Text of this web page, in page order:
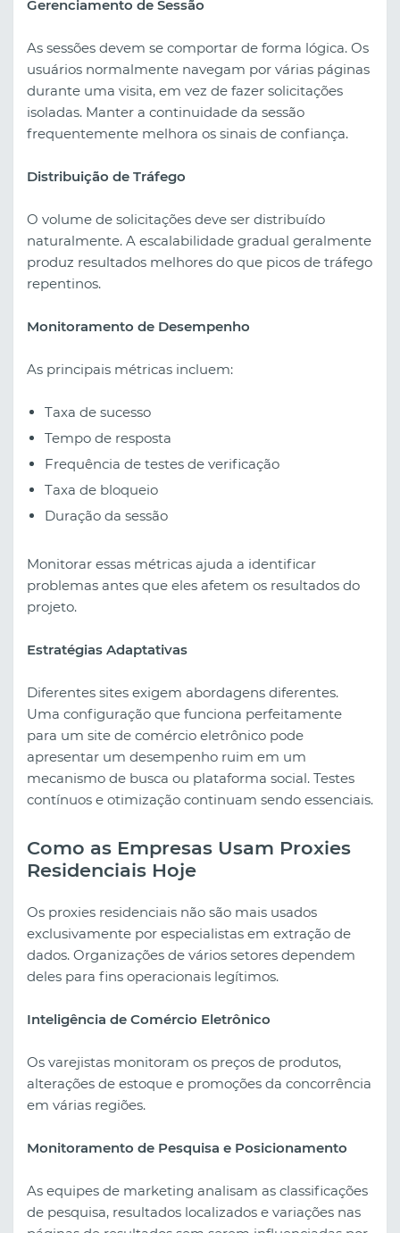
Gerenciamento de Sessão
As sessões devem se comportar de forma lógica. Os
usuários normalmente navegam por várias páginas
durante uma visita, em vez de fazer solicitações
isoladas. Manter a continuidade da sessão
frequentemente melhora os sinais de confiança.
Distribuição de Tráfego
O volume de solicitações deve ser distribuído
naturalmente. A escalabilidade gradual geralmente
produz resultados melhores do que picos de tráfego
repentinos.
Monitoramento de Desempenho
As principais métricas incluem:
Taxa de sucesso
Tempo de resposta
Frequência de testes de verificação
Taxa de bloqueio
Duração da sessão
Monitorar essas métricas ajuda a identificar
problemas antes que eles afetem os resultados do
projeto.
Estratégias Adaptativas
Diferentes sites exigem abordagens diferentes.
Uma configuração que funciona perfeitamente
para um site de comércio eletrônico pode
apresentar um desempenho ruim em um
mecanismo de busca ou plataforma social. Testes
contínuos e otimização continuam sendo essenciais.
Como as Empresas Usam Proxies
Residenciais Hoje
Os proxies residenciais não são mais usados
exclusivamente por especialistas em extração de
dados. Organizações de vários setores dependem
deles para fins operacionais legítimos.
Inteligência de Comércio Eletrônico
Os varejistas monitoram os preços de produtos,
alterações de estoque e promoções da concorrência
em várias regiões.
Monitoramento de Pesquisa e Posicionamento
As equipes de marketing analisam as classificações
de pesquisa, resultados localizados e variações nas